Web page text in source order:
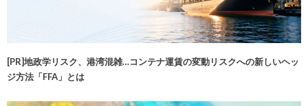
[PR]地政学リスク、港湾混雑…コンテナ運賃の変動リスクへの新しいヘッ
ジ方法「FFA」とは